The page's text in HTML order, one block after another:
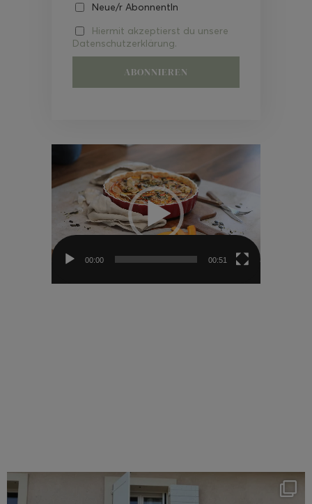
Neue/r AbonnentIn
Hiermit akzeptierst du unsere
Datenschutzerklärung.
Video-
00:00 00:51